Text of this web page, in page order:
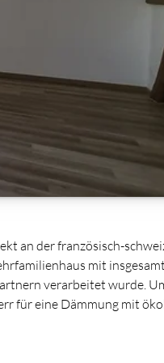
an der französisch-
mit
verarbeitet wurde.
für eine Dämmung mit